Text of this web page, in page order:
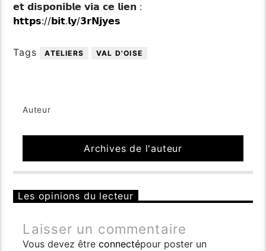
𝗲𝘁 𝗱𝗶𝘀𝗽𝗼𝗻𝗶𝗯𝗹𝗲 𝘃𝗶𝗮 𝗰𝗲 𝗹𝗶𝗲𝗻 :
𝗵𝘁𝘁𝗽𝘀://𝗯𝗶𝘁.𝗹𝘆/𝟯𝗿𝗡𝗷𝘆𝗲𝘀
Tags ATELIERS VAL D'OISE
Auteur
Archives de l'auteur
Les opinions du lecteur
Laisser un commentaire
Vous devez êtreconnectépour poster un